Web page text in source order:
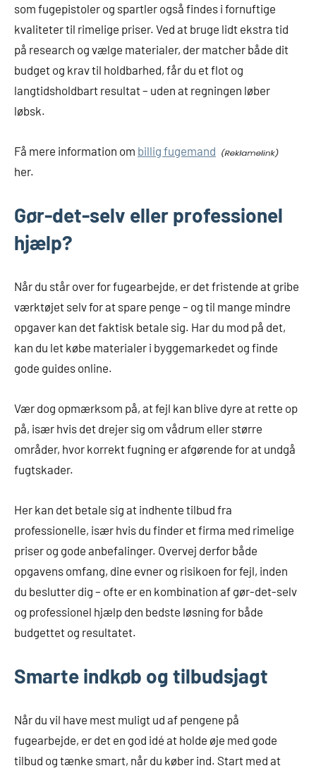
som fugepistoler og spartler også findes i fornuftige
kvaliteter til rimelige priser. Ved at bruge lidt ekstra tid
på research og vælge materialer, der matcher både dit
budget og krav til holdbarhed, får du et flot og
langtidsholdbart resultat – uden at regningen løber
løbsk.
Få mere information om billig fugemand
her.
Gør-det-selv eller professionel
hjælp?
Når du står over for fugearbejde, er det fristende at gribe
værktøjet selv for at spare penge – og til mange mindre
opgaver kan det faktisk betale sig. Har du mod på det,
kan du let købe materialer i byggemarkedet og finde
gode guides online.
Vær dog opmærksom på, at fejl kan blive dyre at rette op
på, især hvis det drejer sig om vådrum eller større
områder, hvor korrekt fugning er afgørende for at undgå
fugtskader.
Her kan det betale sig at indhente tilbud fra
professionelle, især hvis du finder et firma med rimelige
priser og gode anbefalinger. Overvej derfor både
opgavens omfang, dine evner og risikoen for fejl, inden
du beslutter dig – ofte er en kombination af gør-det-selv
og professionel hjælp den bedste løsning for både
budgettet og resultatet.
Smarte indkøb og tilbudsjagt
Når du vil have mest muligt ud af pengene på
fugearbejde, er det en god idé at holde øje med gode
tilbud og tænke smart, når du køber ind. Start med at